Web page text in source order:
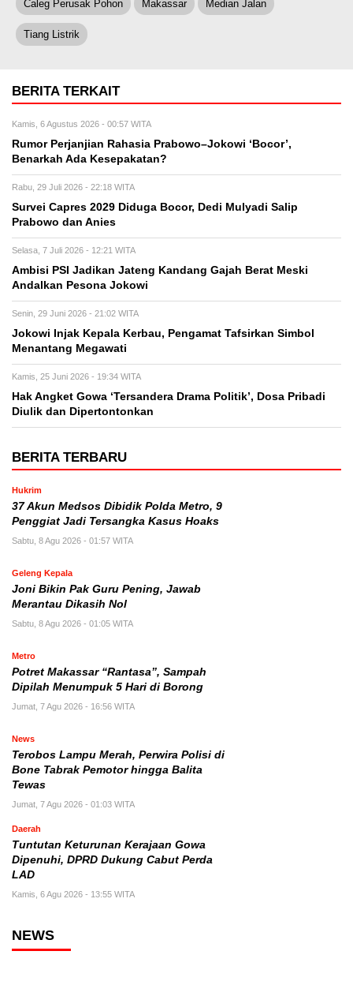
Caleg Perusak Pohon Makassar Median Jalan
Tiang Listrik
BERITA TERKAIT
Kamis, 6 Agustus 2026 - 00:57 WITA
Rumor Perjanjian Rahasia Prabowo–Jokowi ‘Bocor’,
Benarkah Ada Kesepakatan?
Rabu, 29 Juli 2026 - 22:18 WITA
Survei Capres 2029 Diduga Bocor, Dedi Mulyadi Salip
Prabowo dan Anies
Selasa, 7 Juli 2026 - 12:21 WITA
Ambisi PSI Jadikan Jateng Kandang Gajah Berat Meski
Andalkan Pesona Jokowi
Senin, 29 Juni 2026 - 21:02 WITA
Jokowi Injak Kepala Kerbau, Pengamat Tafsirkan Simbol
Menantang Megawati
Kamis, 25 Juni 2026 - 19:34 WITA
Hak Angket Gowa ‘Tersandera Drama Politik’, Dosa Pribadi
Diulik dan Dipertontonkan
BERITA TERBARU
Hukrim
37 Akun Medsos Dibidik Polda Metro, 9
Penggiat Jadi Tersangka Kasus Hoaks
Sabtu, 8 Agu 2026 - 01:57 WITA
Geleng Kepala
Joni Bikin Pak Guru Pening, Jawab
Merantau Dikasih Nol
Sabtu, 8 Agu 2026 - 01:05 WITA
Metro
Potret Makassar “Rantasa”, Sampah
Dipilah Menumpuk 5 Hari di Borong
Jumat, 7 Agu 2026 - 16:56 WITA
News
Terobos Lampu Merah, Perwira Polisi di
Bone Tabrak Pemotor hingga Balita
Tewas
Jumat, 7 Agu 2026 - 01:03 WITA
Daerah
Tuntutan Keturunan Kerajaan Gowa
Dipenuhi, DPRD Dukung Cabut Perda
LAD
Kamis, 6 Agu 2026 - 13:55 WITA
NEWS